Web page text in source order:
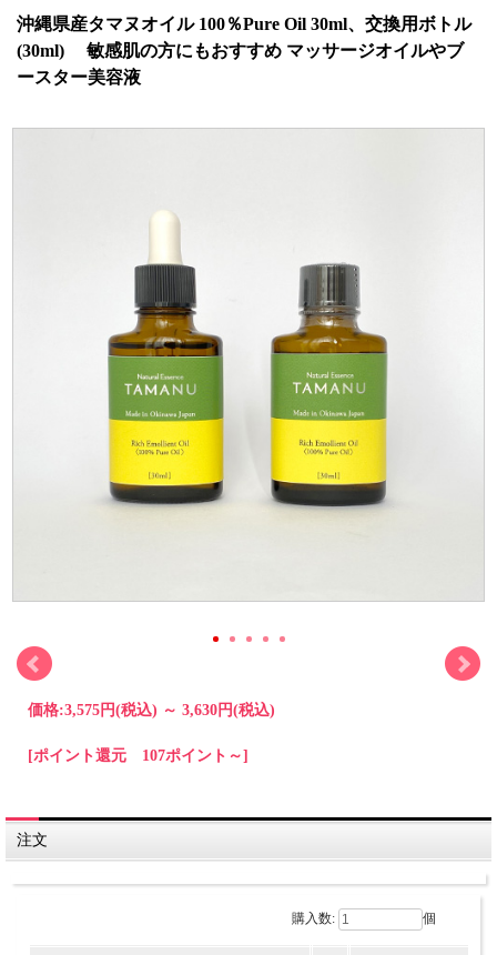
沖縄県産タマヌオイル 100％Pure Oil 30ml、交換用ボトル
(30ml) 敏感肌の方にもおすすめ マッサージオイルやブ
ースター美容液
価格:3,575円(税込) ～ 3,630円(税込)
[ポイント還元 107ポイント～]
注文
購入数: 個